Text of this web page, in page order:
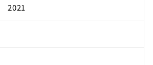
2021